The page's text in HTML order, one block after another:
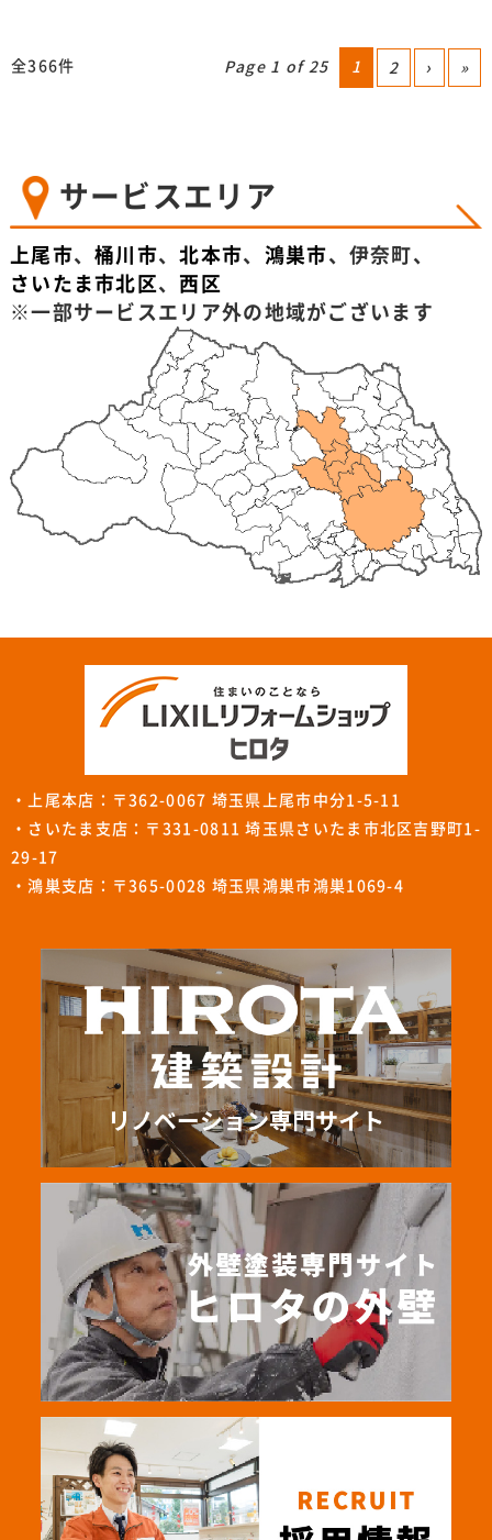
全366件 Page 1 of 25 1 2 › »
サービスエリア
上尾市、桶川市、北本市、 鴻巣市、伊奈町、
さいたま市北区、 西区
※一部サービスエリア外の地域がございます
・上尾本店：〒362-0067 埼玉県上尾市中分1-5-11
・さいたま支店：〒331-0811 埼玉県さいたま市北区吉野町1-
29-17
・鴻巣支店：〒365-0028 埼玉県鴻巣市鴻巣1069-4